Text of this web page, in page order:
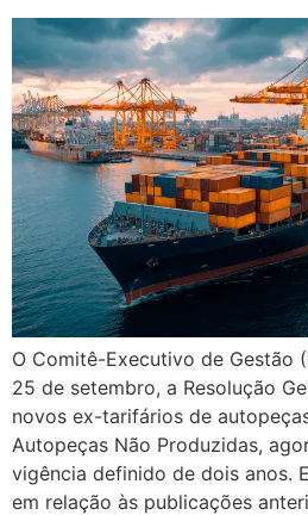
O Comitê-Executivo de Gestão
25 de setembro, a Resolução
novos ex-tarifários de
Autopeças Não Produzidas,
vigência definido de dois anos.
em relação às publicações